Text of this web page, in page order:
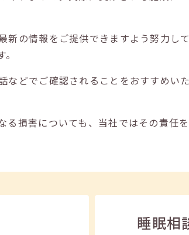
新の情報をご提供できますよう努力し
などでご確認されることをおすすめい
損害についても、当社ではその責任
睡眠相